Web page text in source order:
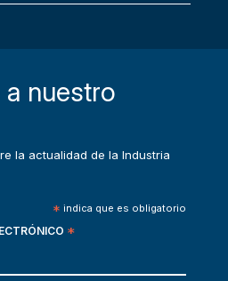
nuestro
la actualidad de la Industria
* indica que es obligatorio
*